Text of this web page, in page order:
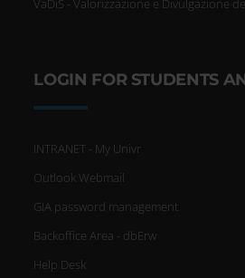
VaDiS - Valorizzazione e Divulgazione
LOGIN FOR STUDENTS
INTRANET - My Univr
Outlook Webmail
GIA password management
Backoffice Area - dbErw
Help Desk